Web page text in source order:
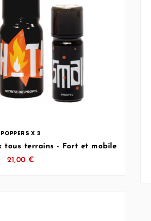
… (SVG inchangé)
POPPERS X 3
tous terrains - Fort et mobile
21,00 €